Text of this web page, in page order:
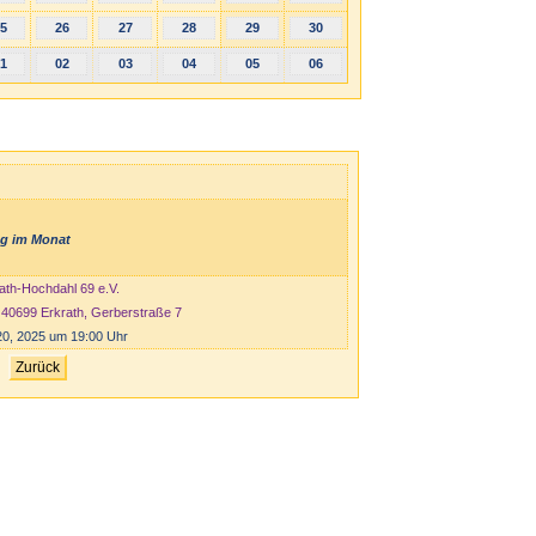
26 27 28 29 30
02 03 04 05 06
im Monat
Hochdahl 69 e.V.
Erkrath, Gerberstraße 7
2025 um 19:00 Uhr